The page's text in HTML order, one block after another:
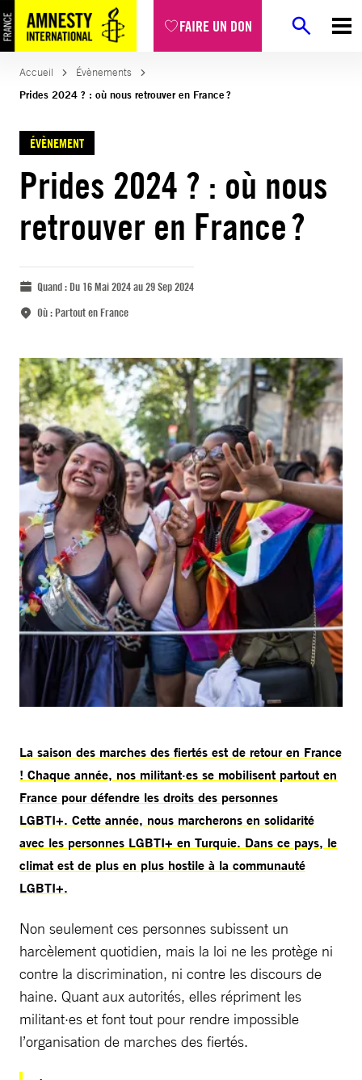
FAIRE UN DON
Accueil
Évènements
Prides 2024 ? : où nous retrouver en France ?
ÉVÈNEMENT
Prides 2024 ? : où nous
retrouver en France ?
Quand :Du 16 Mai 2024 au 29 Sep 2024
Où :Partout en France
La saison des marches des fiertés est de retour en France
! Chaque année, nos militant·es se mobilisent partout en
France pour défendre les droits des personnes
LGBTI+. Cette année, nous marcherons en solidarité
avec les personnes LGBTI+ en Turquie. Dans ce pays, le
climat est de plus en plus hostile à la communauté
LGBTI+.
Non seulement ces personnes subissent un
harcèlement quotidien, mais la loi ne les protège ni
contre la discrimination, ni contre les discours de
haine. Quant aux autorités, elles répriment les
militant·es et font tout pour rendre impossible
l’organisation de marches des fiertés.